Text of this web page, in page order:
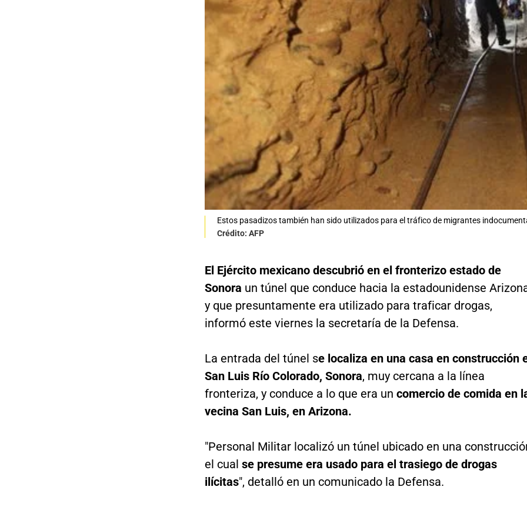
Estos pasadizos también han sido utilizados para el tráfico de migrantes
Crédito: AFP
El Ejército mexicano descubrió en el fronterizo estado de
Sonora un túnel que conduce hacia la estadounidense
y que presuntamente era utilizado para traficar drogas,
informó este viernes la secretaría de la Defensa.
La entrada del túnel se localiza en una casa en construcción
San Luis Río Colorado, Sonora, muy cercana a la línea
fronteriza, y conduce a lo que era un comercio de comida en
vecina San Luis, en Arizona.
"Personal Militar localizó un túnel ubicado en una
el cual se presume era usado para el trasiego de drogas
ilícitas", detalló en un comunicado la Defensa.